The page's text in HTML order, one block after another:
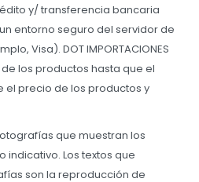
y/ transferencia bancaria
entorno seguro del servidor de
Visa). DOT IMPORTACIONES
los productos hasta que el
precio de los productos y
que muestran los
indicativo. Los textos que
son la reproducción de